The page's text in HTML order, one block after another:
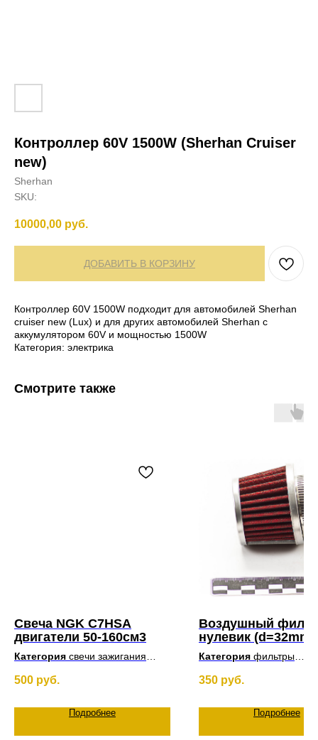
Контроллер 60V 1500W (Sherhan Cruiser
new)
Sherhan
SKU:
10000,00 руб.
ДОБАВИТЬ В КОРЗИНУ
Контроллер 60V 1500W подходит для автомобилей Sherhan
cruiser new (Lux) и для других автомобилей Sherhan с
аккумулятором 60V и мощностью 1500W
Категория: электрика
Смотрите также
Свеча NGK C7HSA
двигатели 50-160см3
Категория свечи зажигания
500 руб.
Подробнее
Воздушный
нулевик (d=32mm)
металл
Категория фильтры
350 руб.
Подробнее